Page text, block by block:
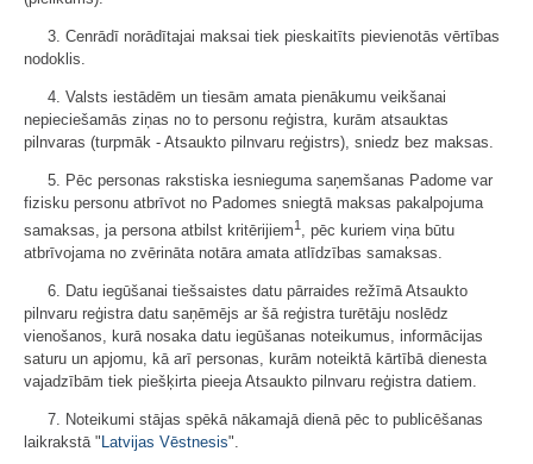
3. Cenrādī norādītajai maksai tiek pieskaitīts pievienotās vērtības
nodoklis.
4. Valsts iestādēm un tiesām amata pienākumu veikšanai
nepieciešamās ziņas no to personu reģistra, kurām atsauktas
pilnvaras (turpmāk - Atsaukto pilnvaru reģistrs), sniedz bez maksas.
5. Pēc personas rakstiska iesnieguma saņemšanas Padome var
fizisku personu atbrīvot no Padomes sniegtā maksas pakalpojuma
samaksas, ja persona atbilst kritērijiem1 , pēc kuriem viņa būtu
atbrīvojama no zvērināta notāra amata atlīdzības samaksas.
6. Datu iegūšanai tiešsaistes datu pārraides režīmā Atsaukto
pilnvaru reģistra datu saņēmējs ar šā reģistra turētāju noslēdz
vienošanos, kurā nosaka datu iegūšanas noteikumus, informācijas
saturu un apjomu, kā arī personas, kurām noteiktā kārtībā dienesta
vajadzībām tiek piešķirta pieeja Atsaukto pilnvaru reģistra datiem.
7. Noteikumi stājas spēkā nākamajā dienā pēc to publicēšanas
laikrakstā " Latvijas Vēstnesis".